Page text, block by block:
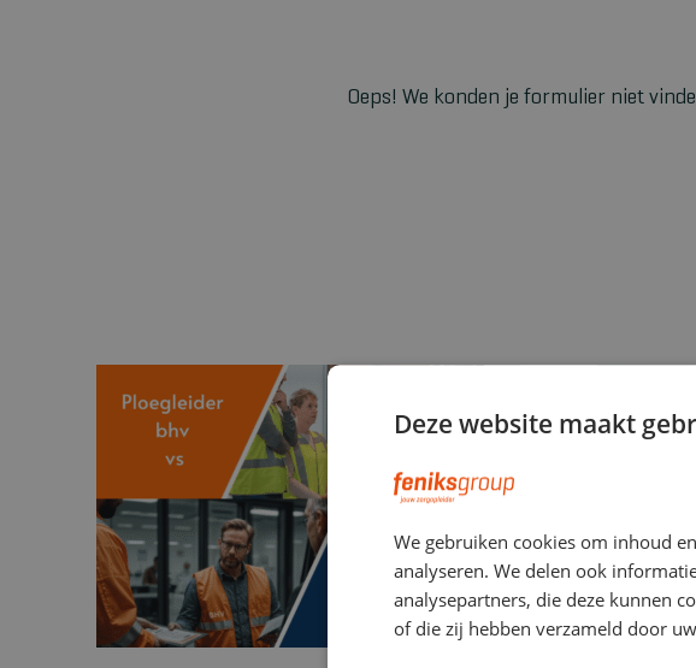
Oeps! We konden je formulier niet
Deze website maakt
We gebruiken cookies om inhoud
analyseren. We delen ook
analysepartners, die deze kunnen
of die zij hebben verzameld door